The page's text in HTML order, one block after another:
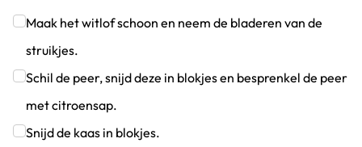
Maak het witlof schoon en neem de bladeren van de
struikjes.
Klik om dit selectievakje aan te vinken
Schil de peer, snijd deze in blokjes en besprenkel de peer
met citroensap.
Klik om dit selectievakje aan te vinken
Snijd de kaas in blokjes.